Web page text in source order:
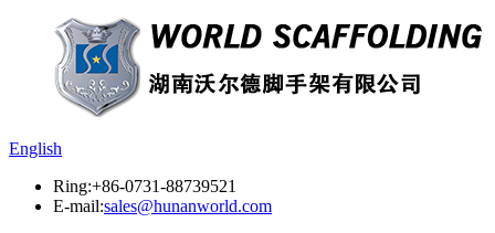
English
Ring:+86-0731-88739521
E-mail:sales@hunanworld.com